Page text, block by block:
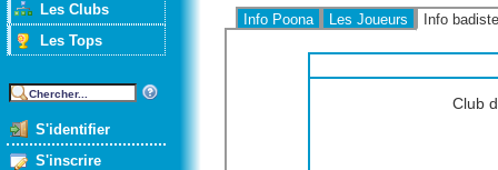
Les Clubs
Les Tops
S'identifier
S'inscrire
Info Poona Les Joueurs Info
Club